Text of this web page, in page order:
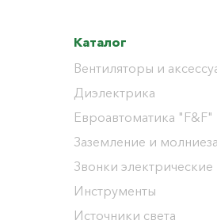
Каталог
Вентиляторы и
Диэлектрика
Евроавтоматика "F&F"
Заземление и
Звонки электрические
Инструменты
Источники света